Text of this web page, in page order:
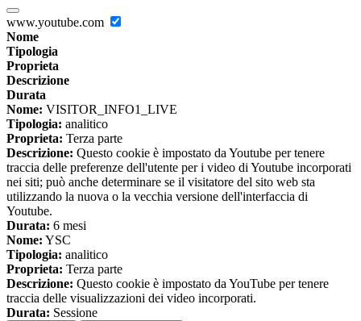
www.youtube.com
Nome
Tipologia
Proprieta
Descrizione
Durata
Nome: VISITOR_INFO1_LIVE
Tipologia: analitico
Proprieta: Terza parte
Descrizione: Questo cookie è impostato da Youtube per tenere
traccia delle preferenze dell'utente per i video di Youtube incorporati
nei siti; può anche determinare se il visitatore del sito web sta
utilizzando la nuova o la vecchia versione dell'interfaccia di
Youtube.
Durata: 6 mesi
Nome: YSC
Tipologia: analitico
Proprieta: Terza parte
Descrizione: Questo cookie è impostato da YouTube per tenere
traccia delle visualizzazioni dei video incorporati.
Durata: Sessione